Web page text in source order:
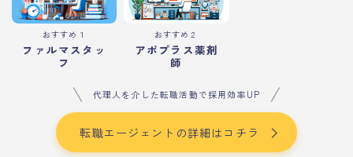
おすすめ１
ファルマスタッ
フ
おすすめ２
アポプラス薬剤
師
代理人を介した転職活動で採用効率UP
転職エージェントの詳細はコチラ